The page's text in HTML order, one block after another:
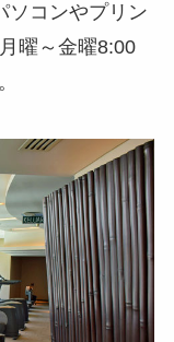
ソコンやプリン
曜～金曜8:00